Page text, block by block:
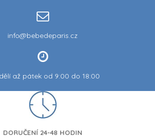
info@bebedeparis.cz
až pátek od 9:00 do 18:00
DORUČENÍ 24-48 HODIN